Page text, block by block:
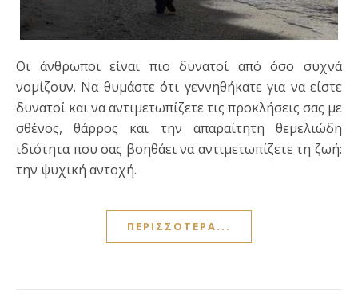
Οι άνθρωποι είναι πιο δυνατοί από όσο συχνά
νομίζουν. Να θυμάστε ότι γεννηθήκατε για να είστε
δυνατοί και να αντιμετωπίζετε τις προκλήσεις σας με
σθένος, θάρρος και την απαραίτητη θεμελιώδη
ιδιότητα που σας βοηθάει να αντιμετωπίζετε τη ζωή:
την ψυχική αντοχή.
ΠΕΡΙΣΣΌΤΕΡΑ...